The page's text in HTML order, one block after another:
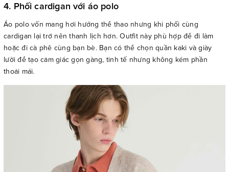
4. Phối cardigan với áo polo
Áo polo vốn mang hơi hướng thể thao nhưng khi phối cùng
cardigan lại trở nên thanh lịch hơn. Outfit này phù hợp để đi làm
hoặc đi cà phê cùng bạn bè. Bạn có thể chọn quần kaki và giày
lười để tạo cảm giác gọn gàng, tinh tế nhưng không kém phần
thoải mái.